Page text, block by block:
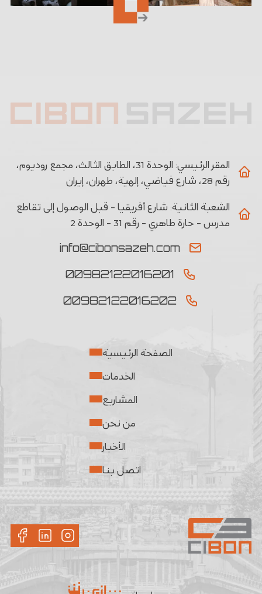
المقر الرئيسي:
الوحدة 31، الطابق الثالث، مجمع روديوم،
رقم 28، شارع فياضي، إلهية، طهران، إيران
الشعبة الثانیة: شارع أفريقيا - قبل الوصول إلى تقاطع
مدرس - حارة طاهري - رقم 31 - الوحدة 2
info@cibonsazeh.com
00982122016201
00982122016202
الصفحة الرئيسية
الخدمات
المشاريع
من نحن
الأخبار
اتصل بنا